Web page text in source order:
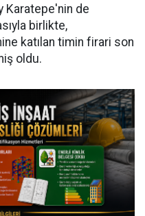
Karatepe'nin de
birlikte,
katılan timin firari son
oldu.